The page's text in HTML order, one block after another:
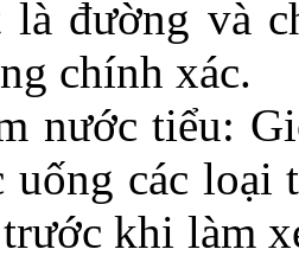
là đường và
chính xác.
nước tiểu:
uống các
khi làm